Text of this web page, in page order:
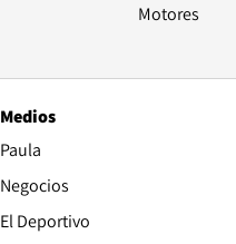
Motores
Medios
Paula
Negocios
El Deportivo